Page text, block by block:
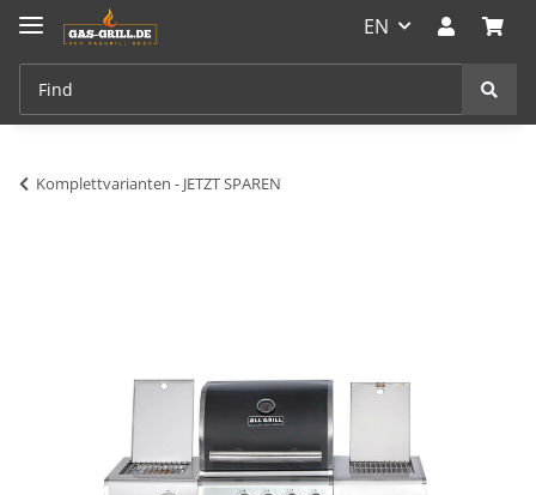
EN
Komplettvarianten - JETZT SPAREN